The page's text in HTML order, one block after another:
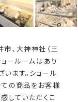
、大神神社（三
ョールームはあり
ます。ショール
ての商品をお客様
していただくこ